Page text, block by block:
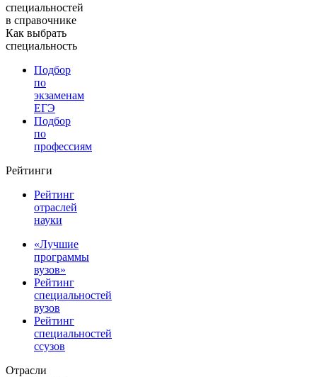
специальностей
в справочнике
Как выбрать
специальность
Подбор
по
экзаменам
ЕГЭ
Подбор
по
профессиям
Рейтинги
Рейтинг
отраслей
науки
«Лучшие
программы
вузов»
Рейтинг
специальностей
вузов
Рейтинг
специальностей
ссузов
Отрасли